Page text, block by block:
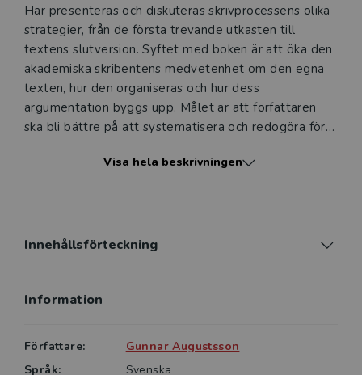
Här presenteras och diskuteras skrivprocessens olika
strategier, från de första trevande utkasten till
textens slutversion. Syftet med boken är att öka den
akademiska skribentens medvetenhet om den egna
texten, hur den organiseras och hur dess
argumentation byggs upp. Målet är att författaren
ska bli bättre på att systematisera och redogöra för
tolkningar och slutsatser på ett precist sätt.
bilagor som ger en mer detaljerad förståelse för det
Akademisk skribent vänder sig till alla som har till
vetenskaplig undersökning, studenter såväl som
Visa hela beskrivningen
Innehållsförteckning
Information
Författare:
Gunnar Augustsson
Språk:
Svenska